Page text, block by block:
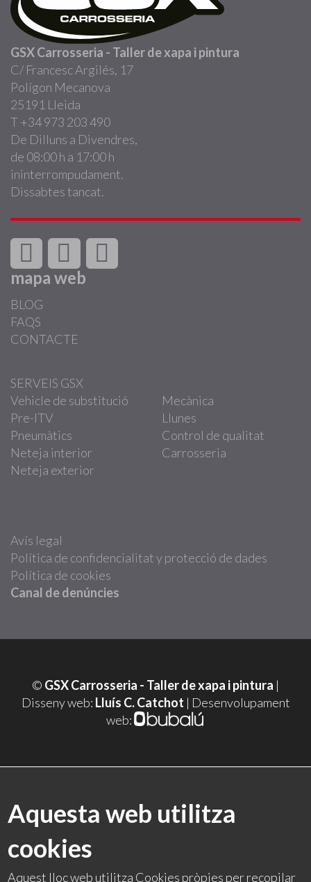
GSX Carrosseria - Taller de xapa i pintura
C/ Francesc Argilés, 17
Polígon Mecanova
25191 Lleida
T +34 973 203 490
De Dilluns a Divendres,
de 08:00 h a 17:00 h
ininterrompudament.
Dissabtes tancat.
mapa web
BLOG
FAQS
CONTACTE
SERVEIS GSX
Vehicle de substitució
Pre-ITV
Pneumàtics
Neteja interior
Neteja exterior
Mecànica
Llunes
Control de qualitat
Carrosseria
Avís legal
Política de confidencialitat y protecció de dades
Política de cookies
Canal de denúncies
© GSX Carrosseria - Taller de xapa i pintura |
Disseny web: Lluís C. Catchot | Desenvolupament
web:
Aquesta web utilitza
cookies
Aquest lloc web utilitza Cookies pròpies per recopilar